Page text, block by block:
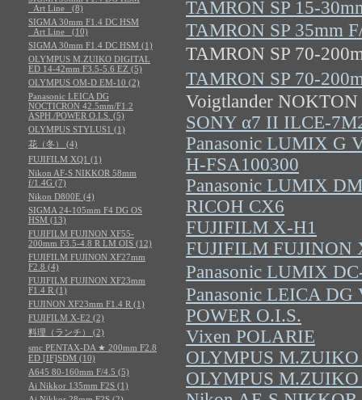
TAMRON SP 15-
TAMRON SP 35mm
TAMRON SP 70-
TAMRON SP 70-
Voigtlander
SONY α7 II ILCE-
Panasonic LUMIX G
H-FSA100300
Panasonic LUMIX
RICOH CX6
FUJIFILM X-H1
FUJIFILM FUJINON
Panasonic LUMIX
Panasonic LEICA
POWER O.I.S.
Vixen POLARIE
OLYMPUS
OLYMPUS
_Art Line_ (8)
SIGMA 30mm F1.4 DC HSM
_Art Line_ (10)
SIGMA 30mm F1.4 DC HSM (1)
OLYMPUS M.ZUIKO DIGITAL
ED 14-42mm F3.5-5.6 EZ (5)
OLYMPUS OM-D EM-10 (2)
Panasonic LEICA DG
NOCTICRON 42.5mm/F1.2
ASPH./POWER O.I.S. (5)
OLYMPUS STYLUS1 (1)
花（冬） (4)
FUJIFILM XQ1 (1)
Nikon AF-S NIKKOR 58mm
f/1.4G (7)
Nikon D800E (4)
SIGMA 24-105mm F4 DG OS
HSM (13)
FUJIFILM FUJINON XF55-
200mm F3.5-4.8 R LM OIS (12)
FUJIFILM FUJINON XF27mm
F2.8 (4)
FUJIFILM FUJINON XF23mm
F1.4 R (1)
FUJINON XF23mm F1.4 R (1)
FUJIFILM X-E2 (2)
料理（ランチ） (2)
smc PENTAX-DA ★ 200mm F2.8
ED [IF]SDM (10)
A645 80-160mm F/4.5 (5)
Ai Nikkor 135mm F2S (1)